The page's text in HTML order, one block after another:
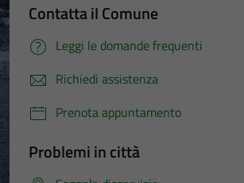
Contatta il Comune
Leggi le domande frequenti
Richiedi assistenza
Prenota appuntamento
Problemi in città